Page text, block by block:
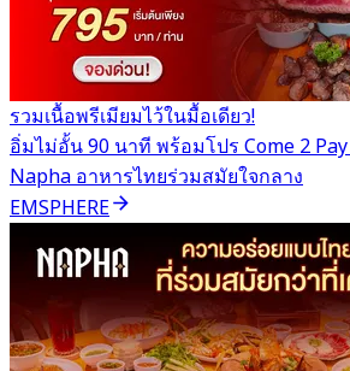
รวมเนื้อพรีเมียมไว้ในมื้อเดียว!
Napha อาหารไทยร่วมสมัยใจกลาง
EMSPHERE